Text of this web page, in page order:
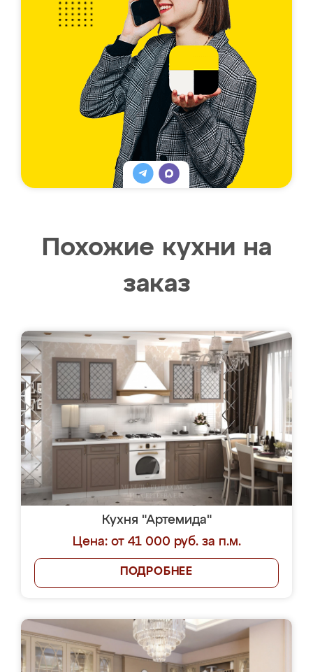
Похожие кухни на
заказ
Кухня "Артемида"
Цена: от 41 000 руб. за п.м.
ПОДРОБНЕЕ